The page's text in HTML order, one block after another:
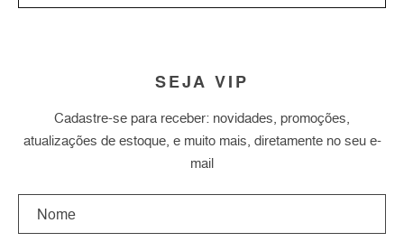
SEJA VIP
Cadastre-se para receber: novidades, promoções,
atualizações de estoque, e muito mais, diretamente no seu e-
mail